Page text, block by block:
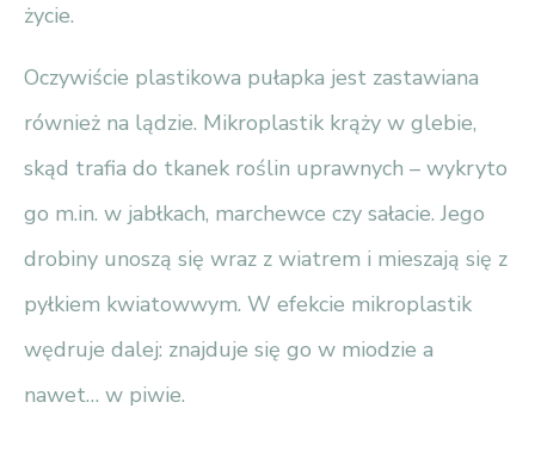
życie.
Oczywiście plastikowa pułapka jest zastawiana
również na lądzie. Mikroplastik krąży w glebie,
skąd trafia do tkanek roślin uprawnych – wykryto
go m.in. w jabłkach, marchewce czy sałacie. Jego
drobiny unoszą się wraz z wiatrem i mieszają się z
pyłkiem kwiatowwym. W efekcie mikroplastik
wędruje dalej: znajduje się go w miodzie a
nawet… w piwie.